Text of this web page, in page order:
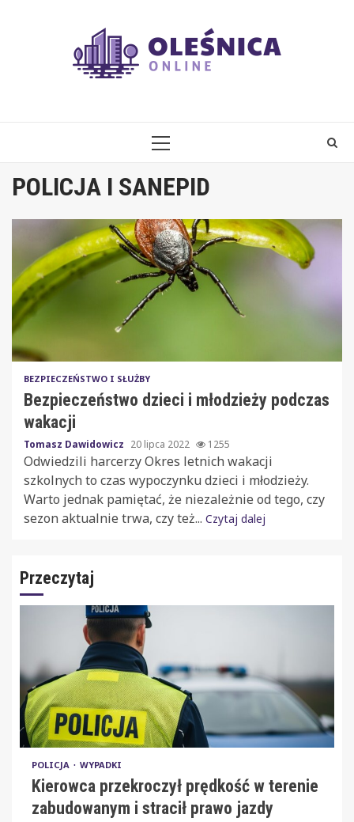
PRIMARY
POLICJA I SANEPID
BEZPIECZEŃSTWO I SŁUŻBY
Bezpieczeństwo dzieci i młodzieży podczas
wakacji
Tomasz Dawidowicz 20 lipca 2022 1255
Odwiedzili harcerzy Okres letnich wakacji
szkolnych to czas wypoczynku dzieci i młodzieży.
Warto jednak pamiętać, że niezależnie od tego, czy
sezon aktualnie trwa, czy też... Czytaj dalej
Przeczytaj
POLICJA WYPADKI
Kierowca przekroczył prędkość w terenie
zabudowanym i stracił prawo jazdy